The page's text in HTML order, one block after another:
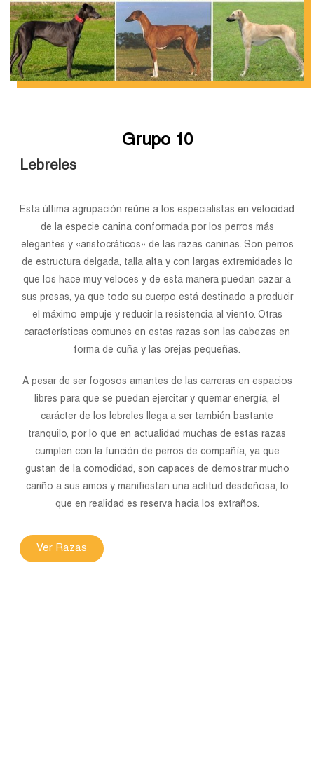
Grupo 10
Lebreles
Esta última agrupación reúne a los especialistas en velocidad
de la especie canina conformada por los perros más
elegantes y «aristocráticos» de las razas caninas. Son perros
de estructura delgada, talla alta y con largas extremidades lo
que los hace muy veloces y de esta manera puedan cazar a
sus presas, ya que todo su cuerpo está destinado a producir
el máximo empuje y reducir la resistencia al viento. Otras
características comunes en estas razas son las cabezas en
forma de cuña y las orejas pequeñas.
A pesar de ser fogosos amantes de las carreras en espacios
libres para que se puedan ejercitar y quemar energía, el
carácter de los lebreles llega a ser también bastante
tranquilo, por lo que en actualidad muchas de estas razas
cumplen con la función de perros de compañía, ya que
gustan de la comodidad, son capaces de demostrar mucho
cariño a sus amos y manifiestan una actitud desdeñosa, lo
que en realidad es reserva hacia los extraños.
Ver Razas